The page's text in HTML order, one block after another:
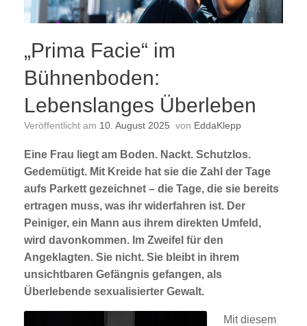
„Prima Facie“ im
Bühnenboden:
Lebenslanges Überleben
Veröffentlicht am 10. August 2025 von EddaKlepp
Eine Frau liegt am Boden. Nackt. Schutzlos.
Gedemütigt. Mit Kreide hat sie die Zahl der Tage
aufs Parkett gezeichnet – die Tage, die sie bereits
ertragen muss, was ihr widerfahren ist. Der
Peiniger, ein Mann aus ihrem direkten Umfeld,
wird davonkommen. Im Zweifel für den
Angeklagten. Sie nicht. Sie bleibt in ihrem
unsichtbaren Gefängnis gefangen, als
Überlebende sexualisierter Gewalt.
Mit diesem